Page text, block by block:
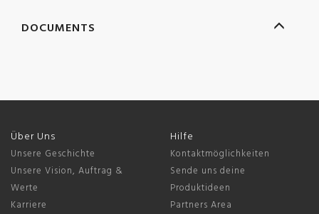
DOCUMENTS
Über Uns
Unsere Geschichte
Unsere Vision, Auftrag &
Werte
Karriere
Hilfe
Kontaktmöglichkeiten
Sende uns deine
Produktideen
Partners Area